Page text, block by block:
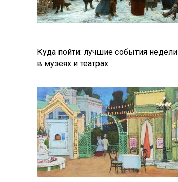
Куда пойти: лучшие события недели
в музеях и театрах